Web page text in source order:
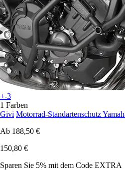
+-3
1 Farben
Givi Motorrad-Standartenschutz
Ab 188,50 €
150,80 €
Sparen Sie 5% mit dem Code EXTRA